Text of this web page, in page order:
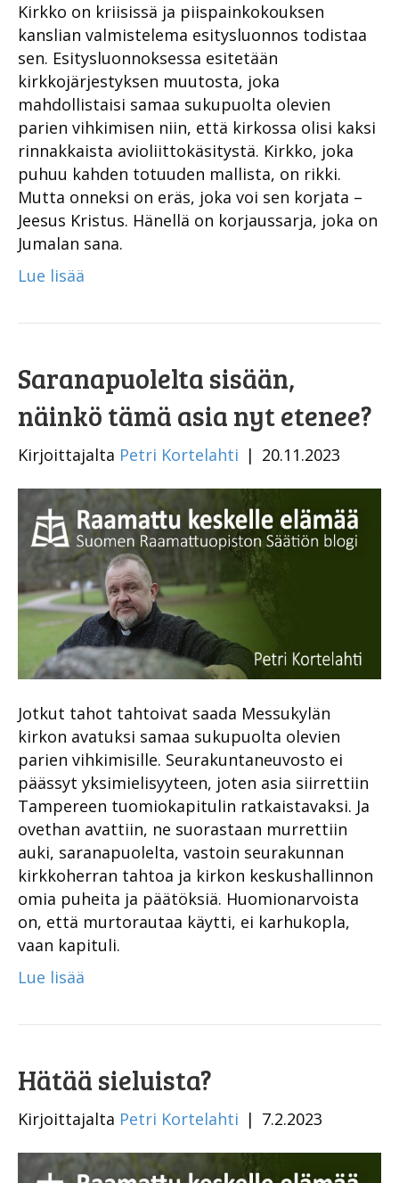
Kirkko on kriisissä ja piispainkokouksen
kanslian valmistelema esitysluonnos todistaa
sen. Esitysluonnoksessa esitetään
kirkkojärjestyksen muutosta, joka
mahdollistaisi samaa sukupuolta olevien
parien vihkimisen niin, että kirkossa olisi kaksi
rinnakkaista avioliittokäsitystä. Kirkko, joka
puhuu kahden totuuden mallista, on rikki.
Mutta onneksi on eräs, joka voi sen korjata –
Jeesus Kristus. Hänellä on korjaussarja, joka on
Jumalan sana.
Lue lisää
Saranapuolelta sisään,
näinkö tämä asia nyt etenee?
Kirjoittajalta Petri Kortelahti | 20.11.2023
Jotkut tahot tahtoivat saada Messukylän
kirkon avatuksi samaa sukupuolta olevien
parien vihkimisille. Seurakuntaneuvosto ei
päässyt yksimielisyyteen, joten asia siirrettiin
Tampereen tuomiokapitulin ratkaistavaksi. Ja
ovethan avattiin, ne suorastaan murrettiin
auki, saranapuolelta, vastoin seurakunnan
kirkkoherran tahtoa ja kirkon keskushallinnon
omia puheita ja päätöksiä. Huomionarvoista
on, että murtorautaa käytti, ei karhukopla,
vaan kapituli.
Lue lisää
Hätää sieluista?
Kirjoittajalta Petri Kortelahti | 7.2.2023